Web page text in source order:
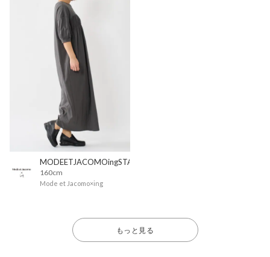
MODEETJACOMOingSTAFF
160cm
Mode et Jacomo×ing
もっと見る